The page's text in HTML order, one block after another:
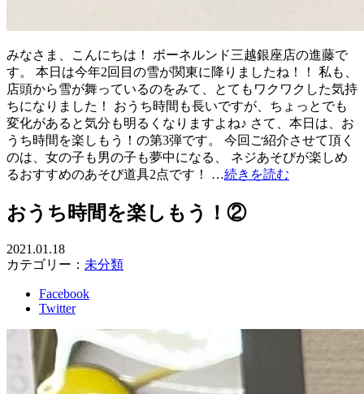
みなさま、こんにちは！ ボーネルンド三越銀座店の進藤で
す。 本日は今年2回目の雪が関東に降りましたね！！ 私も、
店頭から雪が舞っているのをみて、とてもワクワクした気持
ちになりました！ おうち時間も長いですが、ちょっとでも
変化があると気分も明るくなりますよね♪ さて、本日は、お
うち時間を楽しもう！の第3弾です。 今回ご紹介させて頂く
のは、女の子も男の子も夢中になる、 ネジあそびが楽しめ
るおすすめのあそび道具2点です！ …続きを読む
おうち時間を楽しもう！②
2021.01.18
カテゴリー： 未分類
Facebook
Twitter